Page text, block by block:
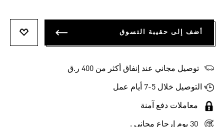
أضف إلى حقيبة التسوق
توصيل مجاني عند إنفاق أكثر من 400 ر.ق
التوصيل خلال 5-7 أيام عمل
معاملات دفع آمنة